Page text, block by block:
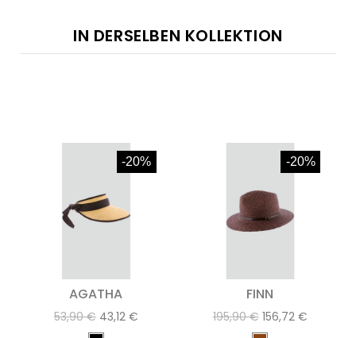
IN DERSELBEN KOLLEKTION
-20%
AGATHA
53,90 € 43,12 €
-20%
FINN
195,90 € 156,72 €